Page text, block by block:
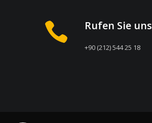
Rufen Sie
+90 (212) 544 25 18